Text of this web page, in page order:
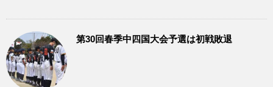
第30回春季中四国大会予選は初戦敗退